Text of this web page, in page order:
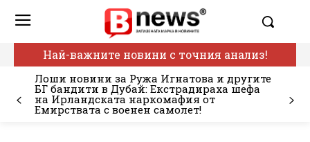
Най-важните новини с точния анализ!
Лоши новини за Ружа Игнатова и другите
БГ бандити в Дубай: Екстрадираха шефа
на Ирландската наркомафия от
Емирствата с военен самолет!